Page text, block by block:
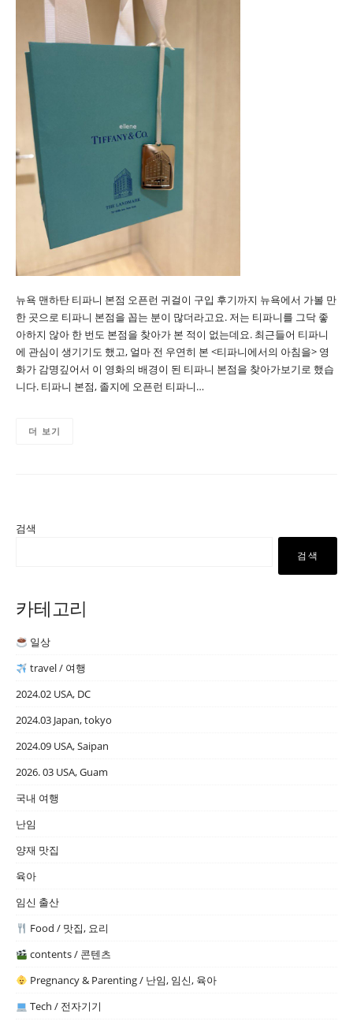
뉴욕 맨하탄 티파니 본점 오픈런 귀걸이 구입 후기까지 뉴욕에서 가볼 만
한 곳으로 티파니 본점을 꼽는 분이 많더라고요. 저는 티파니를 그닥 좋
아하지 않아 한 번도 본점을 찾아가 본 적이 없는데요. 최근들어 티파니
에 관심이 생기기도 했고, 얼마 전 우연히 본 <티파니에서의 아침을> 영
화가 감명깊어서 이 영화의 배경이 된 티파니 본점을 찾아가보기로 했습
니다. 티파니 본점, 졸지에 오픈런 티파니…
더 보기
검색
검색
카테고리
일상
travel / 여행
2024.02 USA, DC
2024.03 Japan, tokyo
2024.09 USA, Saipan
2026. 03 USA, Guam
국내 여행
난임
양재 맛집
육아
임신 출산
Food / 맛집, 요리
contents / 콘텐츠
Pregnancy & Parenting / 난임, 임신, 육아
Tech / 전자기기